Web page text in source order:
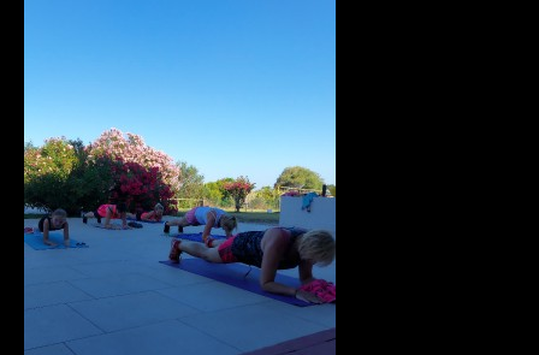
KE STAŽENÍ
CENÍK
ONLINE LEKCE CVIČENÍ